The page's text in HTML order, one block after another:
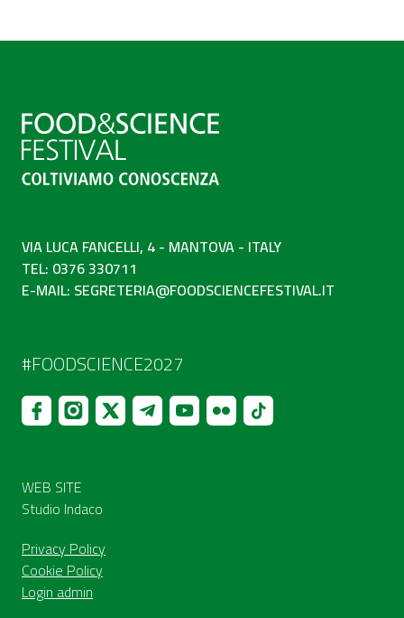
VIA LUCA FANCELLI, 4 - MANTOVA - ITALY
TEL: 0376 330711
E-MAIL: SEGRETERIA@FOODSCIENCEFESTIVAL.IT
#FOODSCIENCE2027
WEB SITE
Studio Indaco
Privacy Policy
Cookie Policy
Login admin